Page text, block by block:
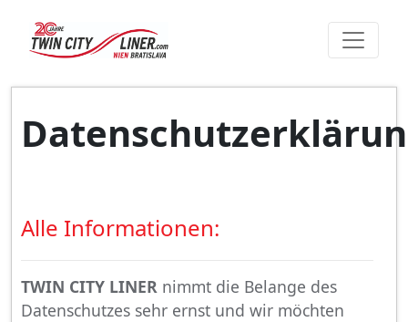
Alle Informationen:
TWIN CITY LINER nimmt die Belange des
Datenschutzes sehr ernst und wir möchten